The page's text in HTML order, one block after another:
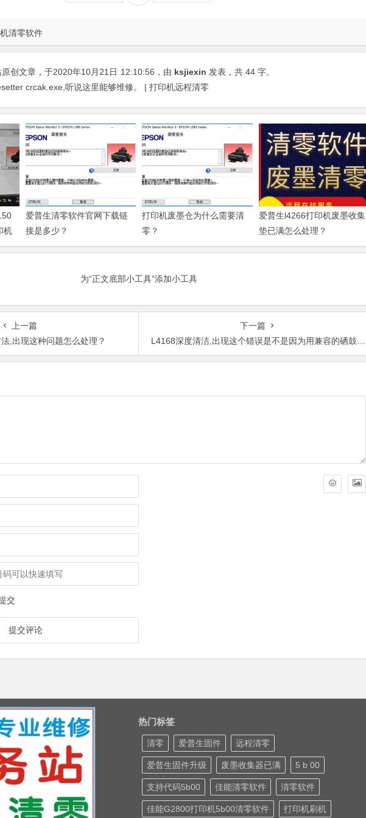
清零软件
原创文章，于2020年10月21日 12:10:56 ，由 ksjiexin 发表，共 44 字。
crcak.exe,听说这里能够维修。 | 打印机远程清零
机
爱普生清零软件官网下载链
接是多少？
打印机废墨仓为什么需要清
零？
爱普生l4266打印机废墨收集
垫已满怎么处理？
为“正文底部小工具”添加小工具
上一篇
,出现这种问题怎么处理？
下一篇
L4168深度清洁,出现这个错误是不是因为用兼容的硒鼓墨盒造成的？
交
热门标签
清零 爱普生固件 远程清零
爱普生固件升级 废墨收集器已满 5 b 00
支持代码5b00 佳能清零软件 清零软件
佳能G2800打印机5b00清零软件 打印机刷机